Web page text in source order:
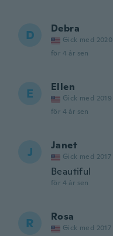
D Debra
Gick med 2020
för 4 år sen
E Ellen
Gick med 2019
för 4 år sen
J Janet
Gick med 2017
Beautiful
för 4 år sen
R Rosa
Gick med 2017